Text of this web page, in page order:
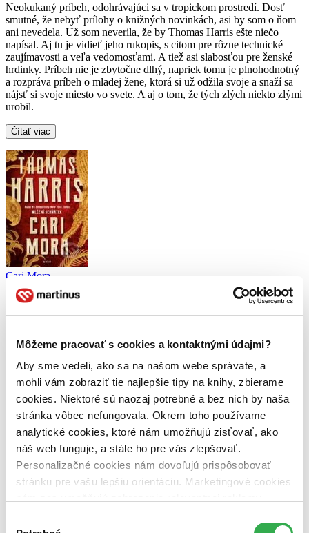
Môžeme pracovať s cookies a kontaktnými údajmi?
Aby sme vedeli, ako sa na našom webe správate, a
mohli vám zobraziť tie najlepšie tipy na knihy, zbierame
cookies. Niektoré sú naozaj potrebné a bez nich by naša
stránka vôbec nefungovala. Okrem toho používame
analytické cookies, ktoré nám umožňujú zisťovať, ako
náš web funguje, a stále ho pre vás zlepšovať.
Personalizačné cookies nám dovoľujú prispôsobovať
stránku pre vašu lepšiu orientáciu. Marketingové cookies
Neokukaný príbeh, odohrávajúci sa v tropickom prostredí. Dosť
smutné, že nebyť prílohy o knižných novinkách, asi by som o ňom
ani nevedela. Už som neverila, že by Thomas Harris ešte niečo
napísal. Aj tu je vidieť jeho rukopis, s citom pre rôzne technické
zaujímavosti a veľa vedomosťami. A tiež asi slabosťou pre ženské
hrdinky. Príbeh nie je zbytočne dlhý, napriek tomu je plnohodnotný
a rozpráva príbeh o mladej žene, ktorá si už odžila svoje a snaží sa
nájsť si svoje miesto vo svete. A aj o tom, že tých zlých niekto zlými
urobil.
Čítať viac
Cari Mora
Thomas Harris
06.03.2021 21:14
Tento príspevok prezrádza dôležité momenty deja, preto je skrytý,
aby sme Vám nepokazili pôžitok z čítania.
Prajete si ho zobraziť?
Chápem dobové kritiky, sú pravdivé. Fajn príbeh, ktorý je zle
napísaný. Ja osobne by som pre lepšiu gradáciu deja pokojne jednu
tretinu dala preč. Knihy ako tieto sú stále zaujímavé, napriek tomu
máme pocit, že sme ich počuli už tisíckrát. Je to totiž vždy to isté.
ľudia sa dajú ľahko zlákať. Príbeh sa odohráva v rozmedzí 20